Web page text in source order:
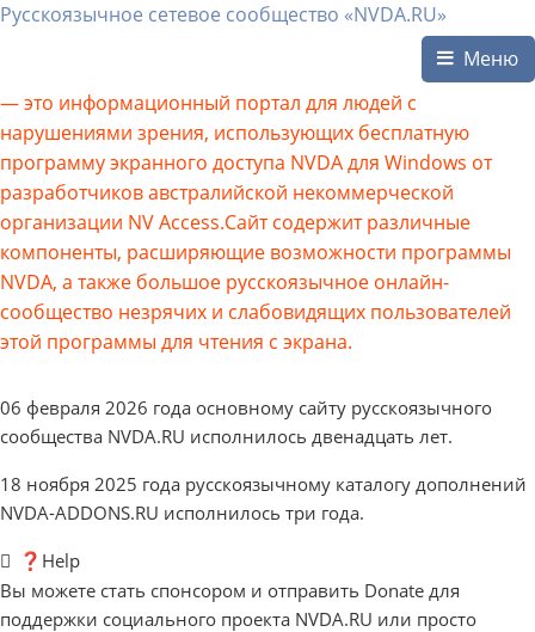
Русскоязычное сетевое сообщество «NVDA.RU»
Меню
— это информационный портал для людей с
нарушениями зрения, использующих бесплатную
программу экранного доступа NVDA для Windows от
разработчиков австралийской некоммерческой
организации NV Access.Сайт содержит различные
компоненты, расширяющие возможности программы
NVDA, а также большое русскоязычное онлайн-
сообщество незрячих и слабовидящих пользователей
этой программы для чтения с экрана.
06 февраля 2026 года основному сайту русскоязычного
сообщества NVDA.RU исполнилось двенадцать лет.
18 ноября 2025 года русскоязычному каталогу дополнений
NVDA-ADDONS.RU исполнилось три года.
❓Help
Вы можете стать спонсором и отправить Donate для
поддержки социального проекта NVDA.RU или просто